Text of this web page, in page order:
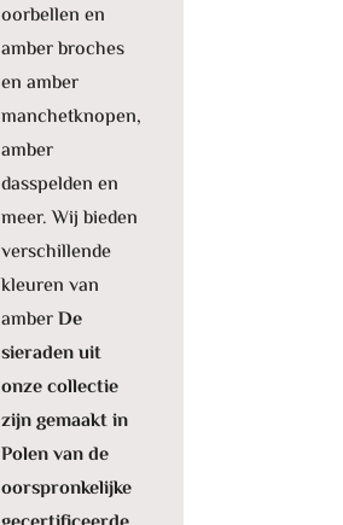
oorbellen en
amber broches
en amber
manchetknopen,
amber
dasspelden en
meer. Wij bieden
verschillende
kleuren van
amberDe
sieraden uit
onze collectie
zijn gemaakt in
Polen van de
oorspronkelijke